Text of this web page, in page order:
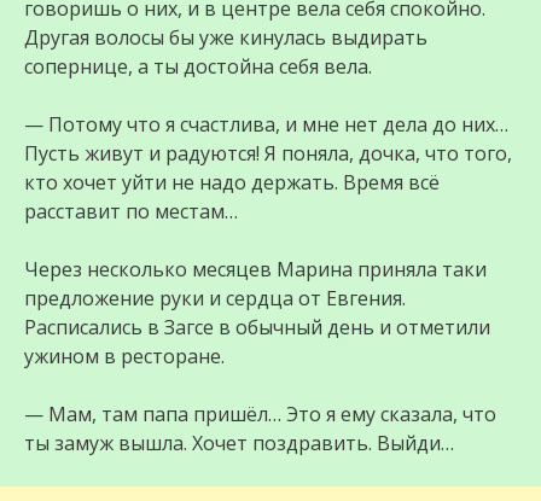
говоришь о них, и в центре вела себя спокойно.
Другая волосы бы уже кинулась выдирать
сопернице, а ты достойна себя вела.
— Потому что я счастлива, и мне нет дела до них…
Пусть живут и радуются! Я поняла, дочка, что того,
кто хочет уйти не надо держать. Время всё
расставит по местам…
Через несколько месяцев Марина приняла таки
предложение руки и сердца от Евгения.
Расписались в Загсе в обычный день и отметили
ужином в ресторане.
— Мам, там папа пришёл… Это я ему сказала, что
ты замуж вышла. Хочет поздравить. Выйди…